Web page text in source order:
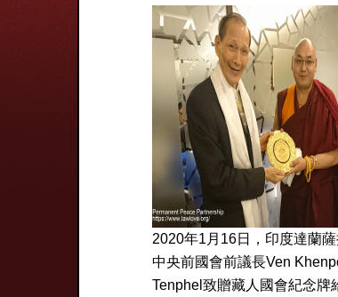
2020年1月16日，印度達蘭
中央前國會前議長Ven
Tenphel致贈藏人國會紀念牌